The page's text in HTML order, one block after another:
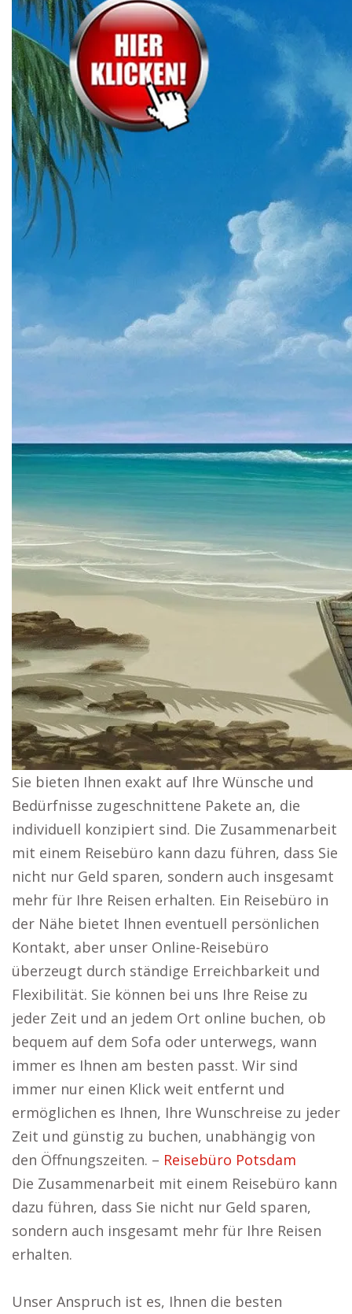
Sie bieten Ihnen exakt auf Ihre Wünsche und
Bedürfnisse zugeschnittene Pakete an, die
individuell konzipiert sind. Die Zusammenarbeit
mit einem Reisebüro kann dazu führen, dass Sie
nicht nur Geld sparen, sondern auch insgesamt
mehr für Ihre Reisen erhalten. Ein Reisebüro in
der Nähe bietet Ihnen eventuell persönlichen
Kontakt, aber unser Online-Reisebüro
überzeugt durch ständige Erreichbarkeit und
Flexibilität. Sie können bei uns Ihre Reise zu
jeder Zeit und an jedem Ort online buchen, ob
bequem auf dem Sofa oder unterwegs, wann
immer es Ihnen am besten passt. Wir sind
immer nur einen Klick weit entfernt und
ermöglichen es Ihnen, Ihre Wunschreise zu jeder
Zeit und günstig zu buchen, unabhängig von
den Öffnungszeiten. – Reisebüro Potsdam
Die Zusammenarbeit mit einem Reisebüro kann
dazu führen, dass Sie nicht nur Geld sparen,
sondern auch insgesamt mehr für Ihre Reisen
erhalten.
Unser Anspruch ist es, Ihnen die besten